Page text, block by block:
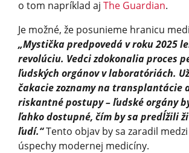
o tom napríklad aj The Guardian.
Je možné, že posunieme hranicu
„Mystička predpovedá v roku 2025
revolúciu. Vedci zdokonalia proces
ľudských orgánov v laboratóriách.
čakacie zoznamy na transplantácie
riskantné postupy – ľudské orgány
ľahko dostupné, čím by sa predĺžili
ľudí.“Tento objav by sa zaradil
úspechy modernej medicíny.